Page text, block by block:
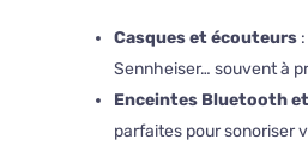
Casques et écouteurs:
Sennheiser… souvent à
Enceintes Bluetooth
parfaites pour sonoriser